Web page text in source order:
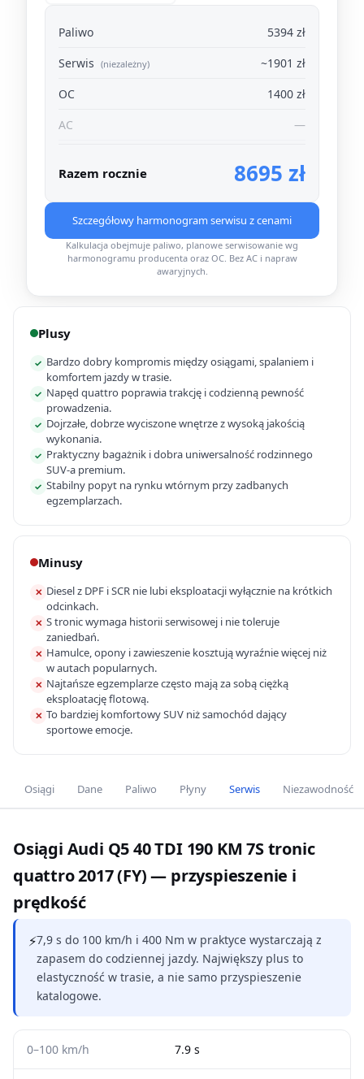
Paliwo
5394 zł
Serwis (niezależny)
~1901 zł
OC
1400 zł
AC
—
Razem rocznie 8695 zł
Szczegółowy harmonogram serwisu z cenami
Kalkulacja obejmuje paliwo, planowe serwisowanie wg
harmonogramu producenta oraz OC. Bez AC i napraw
awaryjnych.
Plusy
✓ Bardzo dobry kompromis między osiągami, spalaniem i
komfortem jazdy w trasie.
✓ Napęd quattro poprawia trakcję i codzienną pewność
prowadzenia.
✓ Dojrzałe, dobrze wyciszone wnętrze z wysoką jakością
wykonania.
✓ Praktyczny bagażnik i dobra uniwersalność rodzinnego
SUV-a premium.
✓ Stabilny popyt na rynku wtórnym przy zadbanych
egzemplarzach.
Minusy
✕ Diesel z DPF i SCR nie lubi eksploatacji wyłącznie na krótkich
odcinkach.
✕ S tronic wymaga historii serwisowej i nie toleruje
zaniedbań.
✕ Hamulce, opony i zawieszenie kosztują wyraźnie więcej niż
w autach popularnych.
✕ Najtańsze egzemplarze często mają za sobą ciężką
eksploatację flotową.
✕ To bardziej komfortowy SUV niż samochód dający
sportowe emocje.
Osiągi Dane Paliwo Płyny Serwis Niezawodność
Osiągi Audi Q5 40 TDI 190 KM 7S tronic
quattro 2017 (FY) — przyspieszenie i
prędkość
⚡7,9 s do 100 km/h i 400 Nm w praktyce wystarczają z
zapasem do codziennej jazdy. Największy plus to
elastyczność w trasie, a nie samo przyspieszenie
katalogowe.
0–100 km/h 7.9 s